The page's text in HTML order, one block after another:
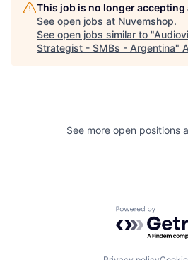
This job is no longer
See open jobs at Nuvemshop.
See open jobs similar to "
Strategist - SMBs - Argentina"
See more open positions
Powered by